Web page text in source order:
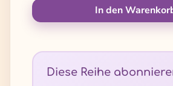
In den
Diese Reihe